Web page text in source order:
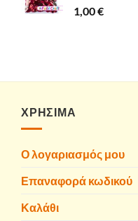
1,00€
ΧΡΗΣΙΜΑ
Ο λογαριασμός μου
Επαναφορά κωδικού
Καλάθι